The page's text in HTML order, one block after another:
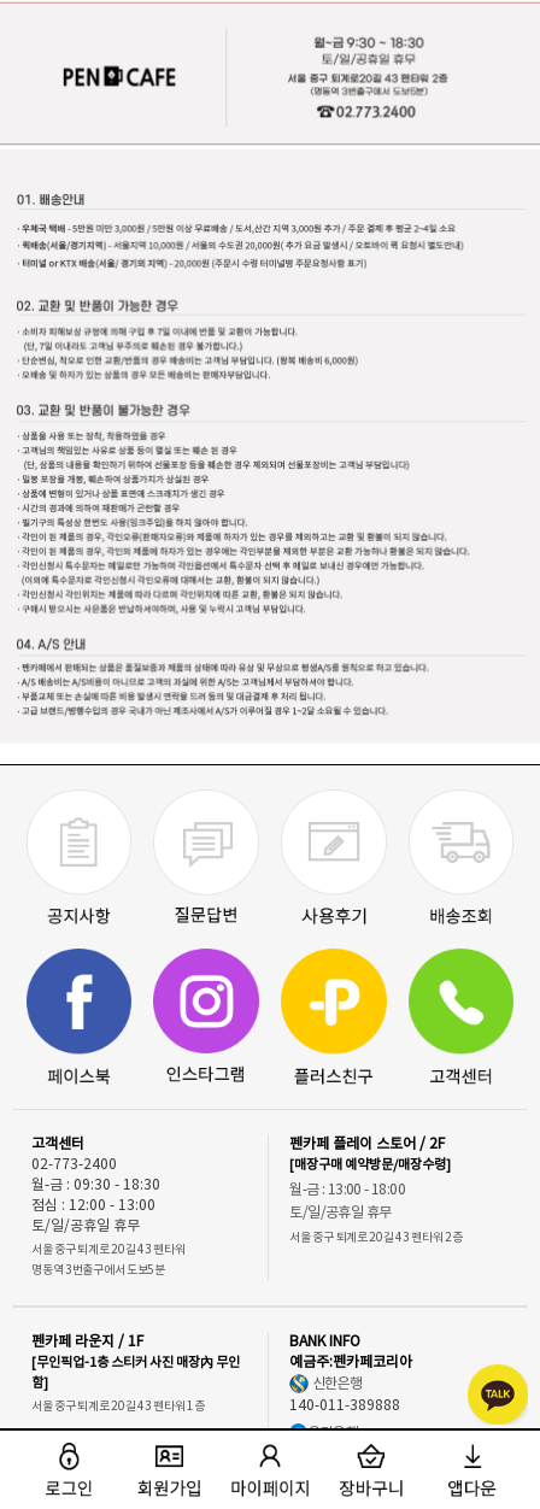
고객센터
02-773-2400
월-금 : 09:30 - 18:30
점심 : 12:00 - 13:00
토/일/공휴일 휴무
서울 중구 퇴계로 20길 43 펜타워
명동역 3번출구에서 도보5분
펜카페 플레이 스토어 / 2F
[매장구매 예약방문/매장수령]
월-금 : 13:00 - 18:00
토/일/공휴일 휴무
서울 중구 퇴계로 20길 43 펜타워 2층
펜카페 라운지 / 1F
[무인픽업-1층 스티커 사진 매장內 무인
함]
서울 중구 퇴계로 20길 43 펜타워 1층
펜카페 오피스 / B1
[오피스 / 물류센터]
서울 중구 퇴계로 20길 43 펜타워 지하1층
BANK INFO
예금주:펜카페코리아
신한은행
140-011-389888
우리은행
1005-803-373568
국민은행